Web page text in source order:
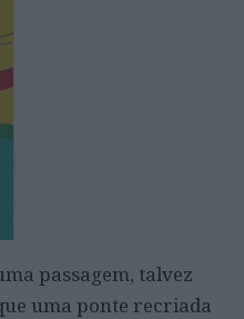
passagem, talvez
uma ponte recriada